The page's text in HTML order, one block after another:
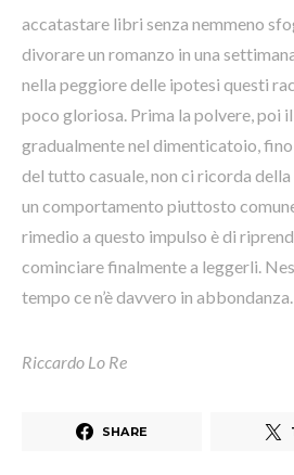
accatastare libri senza nemmeno
divorare un romanzo in una
nella peggiore delle ipotesi questi
poco gloriosa. Prima la polvere, poi
gradualmente nel dimenticatoio, fino
del tutto casuale, non ci ricorda della
un comportamento piuttosto
rimedio a questo impulso è di
cominciare finalmente a leggerli.
tempo ce n’è davvero in abbondanza.
Riccardo Lo Re
SHARE